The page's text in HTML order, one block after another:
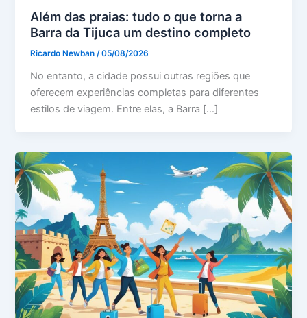
Além das praias: tudo o que torna a
Barra da Tijuca um destino completo
Ricardo Newban/05/08/2026
No entanto, a cidade possui outras regiões que
oferecem experiências completas para diferentes
estilos de viagem. Entre elas, a Barra […]